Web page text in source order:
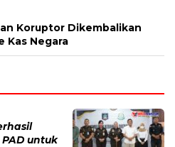
Koruptor Dikembalikan
Kas Negara
untuk